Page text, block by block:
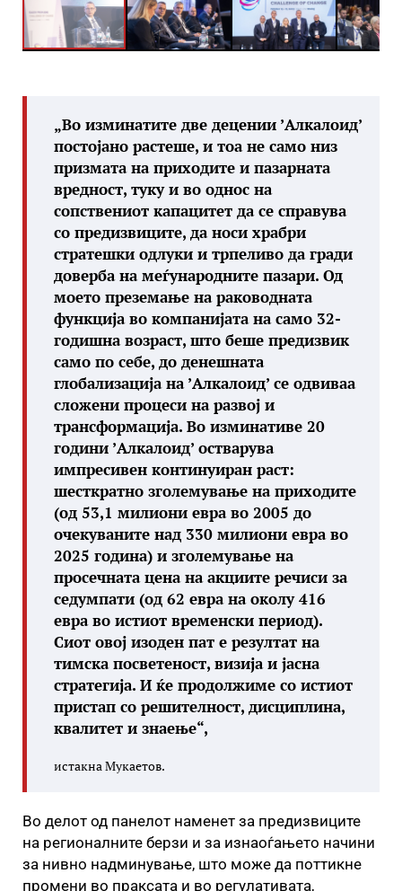
„Во изминатите две децении ’Алкалоид’
постојано растеше, и тоа не само низ
призмата на приходите и пазарната
вредност, туку и во однос на
сопствениот капацитет да се справува
со предизвиците, да носи храбри
стратешки одлуки и трпеливо да гради
доверба на меѓународните пазари. Од
моето преземање на раководната
функција во компанијата на само 32-
годишна возраст, што беше предизвик
само по себе, до денешната
глобализација на ’Алкалоид’ се одвиваа
сложени процеси на развој и
трансформација. Во изминативе 20
години ’Алкалоид’ остварува
импресивен континуиран раст:
шесткратно зголемување на приходите
(од 53,1 милиони евра во 2005 до
очекуваните над 330 милиони евра во
2025 година) и зголемување на
просечната цена на акциите речиси за
седумпати (од 62 евра на околу 416
евра во истиот временски период).
Сиот овој изоден пат е резултат на
тимска посветеност, визија и јасна
стратегија. И ќе продолжиме со истиот
пристап со решителност, дисциплина,
квалитет и знаење“,
истакна Мукаетов.
Во делот од панелот наменет за предизвиците
на регионалните берзи и за изнаоѓањето начини
за нивно надминување, што може да поттикне
промени во праксата и во регулативата,